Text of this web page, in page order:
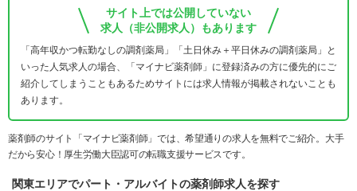
サイト上では公開していない
求人（非公開求人）もあります
「高年収かつ転勤なしの調剤薬局」「土日休み＋平日休みの調剤薬局」と
いった人気求人の場合、「マイナビ薬剤師」に登録済みの方に優先的にご
紹介してしまうこともあるためサイトには求人情報が掲載されないことも
あります。
薬剤師のサイト「マイナビ薬剤師」では、希望通りの求人を無料でご紹介。大手
だから安心！厚生労働大臣認可の転職支援サービスです。
関東エリアでパート・アルバイトの薬剤師求人を探す